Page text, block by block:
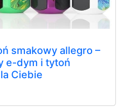
smakowy allegro –
e-dym i tytoń
Ciebie